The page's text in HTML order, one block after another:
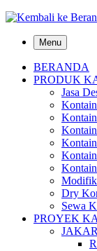
Menu
BERANDA
PRODUK
Jasa
Dry
Sewa
PROYEK